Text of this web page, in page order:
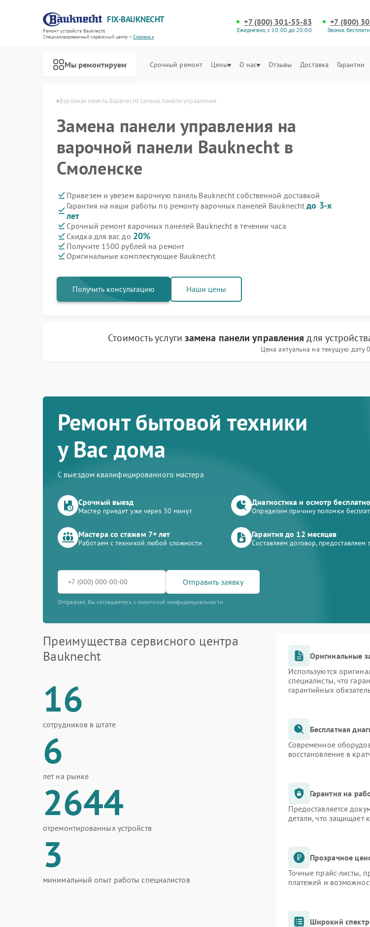
FIX-BAUKNECHT
Ремонт устройств Bauknecht
Специализированный cервисный центр г.Смоленск
+7 (800) 301-55-83
Ежедневно, с 10:00 до 20:00
+7 (800)
Звонок
Мы ремонтируем Срочный ремонт Цены О нас Отзывы Доставка Гарантии
в Смоленске Варочная панель Bauknecht замена панели управления
Замена панели управления на
варочной панели Bauknecht в
Смоленске
Привезем и увезем варочную панель Bauknecht собственной доставкой
Гарантия на наши работы по ремонту варочных панелей Bauknechtдо 3-х
лет
Срочный ремонт варочных панелей Bauknecht в течении часа
Скидка для вас до 20%
Получите 1500 рублей на ремонт
Оригинальные комплектующие Bauknecht
Получить консультацию Наши цены
Стоимость услуги замена панели управления для
Цена актуальна на текущую дату
Ремонт бытовой техники
у Вас дома
С выездом квалифицированного мастера
Срочный выезд
Мастер приедет уже через 30 минут
Диагностика и осмотр бесплатно
Определим причину поломки
Мастера со стажем 7+ лет
Работаем с техникой любой сложности
Гарантия до 12 месяцев
Составляем договор, предоставляем
Отправить заявку
Отправляя, Вы соглашаетесь с политикой конфиденциальности
Преимущества сервисного центра
Bauknecht
16
сотрудников в штате
6
лет на рынке
2644
отремонтированных устройств
3
минимальный опыт работы специалистов
Оригинальные
Используются
специалисты, что
гарантийных
Бесплатная
Современное
восстановление в
Гарантия на
Предоставляется
детали, что защищает
Прозрачное
Точные прайс-листы,
платежей и
Широкий спектр